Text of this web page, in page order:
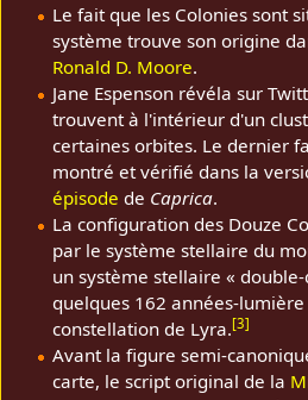
Le fait que les Colonies sont
système trouve son origine
Ronald D. Moore.
Jane Espenson révéla sur
trouvent à l'intérieur d'un
certaines orbites. Le dernier
montré et vérifié dans la
épisode de Caprica.
La configuration des Douze
par le système stellaire du
un système stellaire «
quelques 162 années-
constellation de Lyra.[3]
Avant la figure semi-
carte, le script original de la